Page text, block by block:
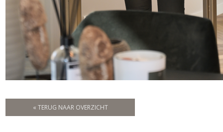
« TERUG NAAR OVERZICHT